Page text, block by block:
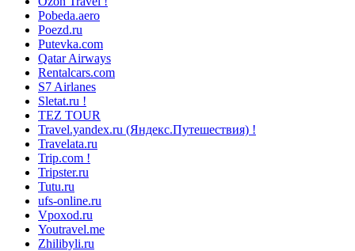
Pobeda.aero
Poezd.ru
Putevka.com
Qatar Airways
Rentalcars.com
S7 Airlanes
Sletat.ru !
TEZ TOUR
Travel.yandex.ru (Яндекс.Путешествия) !
Travelata.ru
Trip.com !
Tripster.ru
Tutu.ru
ufs-online.ru
Vpoxod.ru
Youtravel.me
Zhilibyli.ru